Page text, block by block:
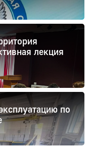
лекция
по